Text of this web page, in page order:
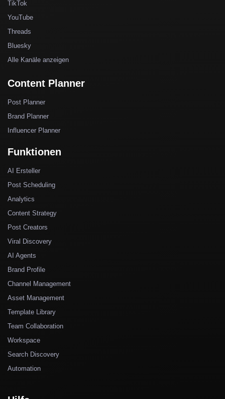
TikTok
YouTube
Threads
Bluesky
Alle Kanäle anzeigen
Content Planner
Post Planner
Brand Planner
Influencer Planner
Funktionen
AI Ersteller
Post Scheduling
Analytics
Content Strategy
Post Creators
Viral Discovery
AI Agents
Brand Profile
Channel Management
Asset Management
Template Library
Team Collaboration
Workspace
Search Discovery
Automation